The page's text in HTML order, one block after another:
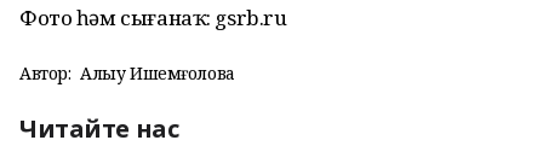
Фото һәм сығанаҡ: gsrb.ru
Автор: Алһыу Ишемғолова
Читайте нас